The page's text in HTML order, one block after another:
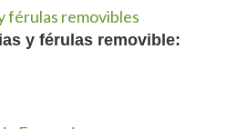
y férulas removible: